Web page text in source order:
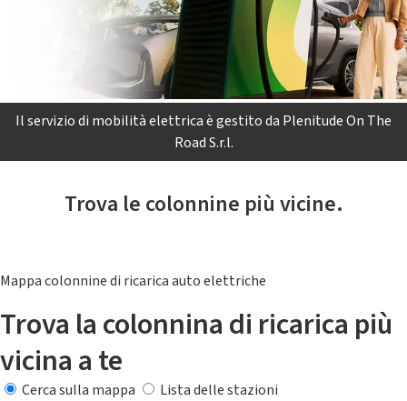
Il servizio di mobilità elettrica è gestito da Plenitude On The
Road S.r.l.
Trova le colonnine più vicine.
Mappa colonnine di ricarica auto elettriche
Trova la colonnina di ricarica più
vicina a te
Cerca sulla mappa
Lista delle stazioni